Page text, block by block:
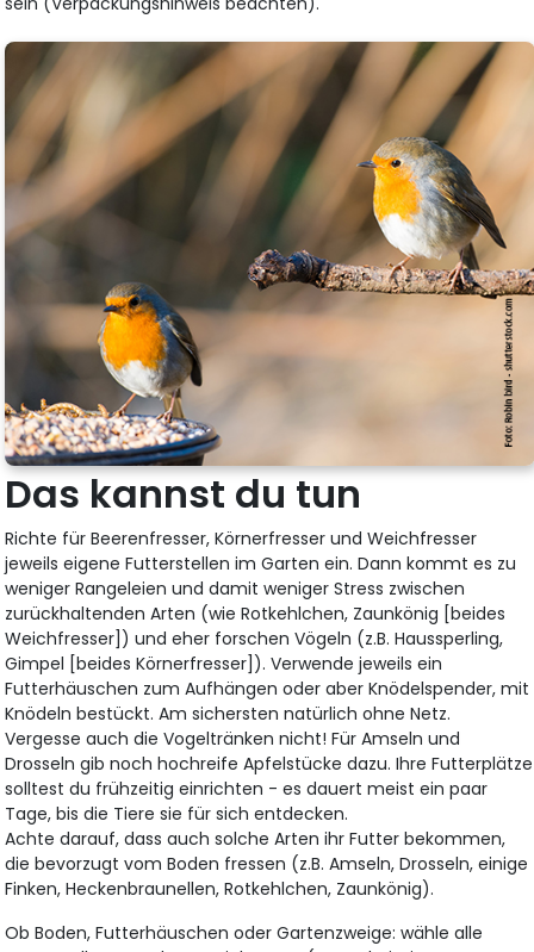
Das kannst du tun
Richte für Beerenfresser, Körnerfresser und Weichfresser
jeweils eigene Futterstellen im Garten ein. Dann kommt es zu
weniger Rangeleien und damit weniger Stress zwischen
zurückhaltenden Arten (wie Rotkehlchen, Zaunkönig [beides
Weichfresser]) und eher forschen Vögeln (z.B. Haussperling,
Gimpel [beides Körnerfresser]). Verwende jeweils ein
Futterhäuschen zum Aufhängen oder aber Knödelspender, mit
Knödeln bestückt. Am sichersten natürlich ohne Netz.
Vergesse auch die Vogeltränken nicht! Für Amseln und
Drosseln gib noch hochreife Apfelstücke dazu. Ihre Futterplätze
solltest du frühzeitig einrichten - es dauert meist ein paar
Tage, bis die Tiere sie für sich entdecken.
Achte darauf, dass auch solche Arten ihr Futter bekommen,
die bevorzugt vom Boden fressen (z.B. Amseln, Drosseln, einige
Finken, Heckenbraunellen, Rotkehlchen, Zaunkönig).
Ob Boden, Futterhäuschen oder Gartenzweige: wähle alle